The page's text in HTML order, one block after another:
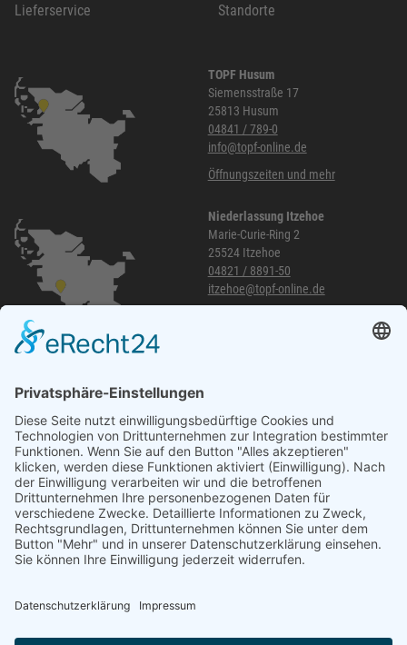
Lieferservice
Standorte
TOPF Husum
Siemensstraße 17
25813 Husum
04841 / 789-0
info@topf-online.de
Öffnungszeiten und mehr
Niederlassung Itzehoe
Marie-Curie-Ring 2
25524 Itzehoe
04821 / 8891-50
itzehoe@topf-online.de
040 / 21 04 04 04-04
glinde@topf-online.de
Öffnungszeiten und mehr